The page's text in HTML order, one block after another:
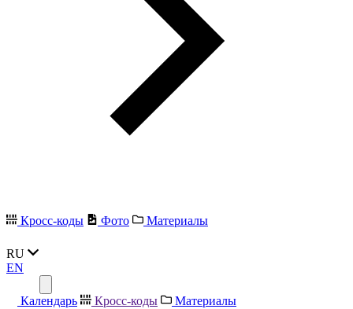
Кросс-коды Фото Материалы
RU
EN
Календарь Кросс-коды Материалы